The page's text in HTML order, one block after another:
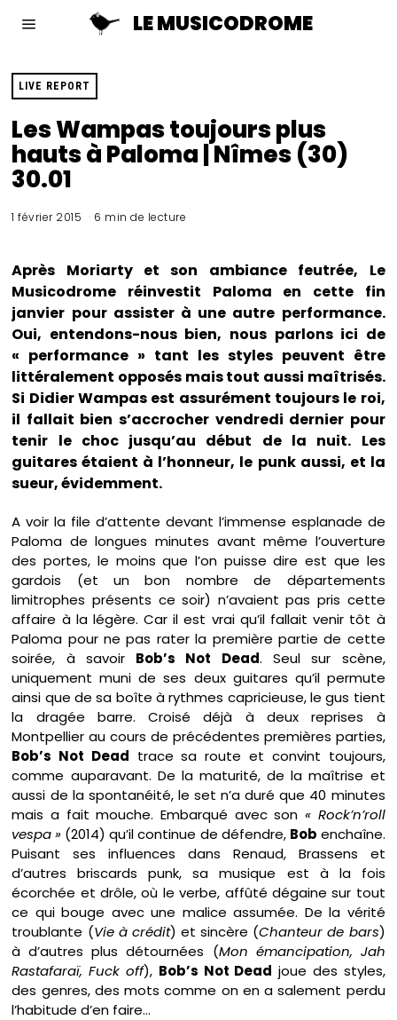
LE MUSICODROME
LIVE REPORT
Les Wampas toujours plus
hauts à Paloma | Nîmes (30)
30.01
1 février 2015 6 min de lecture
Après Moriarty et son ambiance feutrée, Le
Musicodrome réinvestit Paloma en cette fin
janvier pour assister à une autre performance.
Oui, entendons-nous bien, nous parlons ici de
« performance » tant les styles peuvent être
littéralement opposés mais tout aussi maîtrisés.
Si Didier Wampas est assurément toujours le roi,
il fallait bien s’accrocher vendredi dernier pour
tenir le choc jusqu’au début de la nuit. Les
guitares étaient à l’honneur, le punk aussi, et la
sueur, évidemment.
A voir la file d’attente devant l’immense esplanade de
Paloma de longues minutes avant même l’ouverture
des portes, le moins que l’on puisse dire est que les
gardois (et un bon nombre de départements
limitrophes présents ce soir) n’avaient pas pris cette
affaire à la légère. Car il est vrai qu’il fallait venir tôt à
Paloma pour ne pas rater la première partie de cette
soirée, à savoir Bob’s Not Dead. Seul sur scène,
uniquement muni de ses deux guitares qu’il permute
ainsi que de sa boîte à rythmes capricieuse, le gus tient
la dragée barre. Croisé déjà à deux reprises à
Montpellier au cours de précédentes premières parties,
Bob’s Not Dead trace sa route et convint toujours,
comme auparavant. De la maturité, de la maîtrise et
aussi de la spontanéité, le set n’a duré que 40 minutes
mais a fait mouche. Embarqué avec son « Rock’n’roll
vespa » (2014) qu’il continue de défendre, Bob enchaîne.
Puisant ses influences dans Renaud, Brassens et
d’autres briscards punk, sa musique est à la fois
écorchée et drôle, où le verbe, affûté dégaine sur tout
ce qui bouge avec une malice assumée. De la vérité
troublante (Vie à crédit) et sincère (Chanteur de bars)
à d’autres plus détournées (Mon émancipation, Jah
Rastafaraï, Fuck off), Bob’s Not Dead joue des styles,
des genres, des mots comme on en a salement perdu
l’habitude d’en faire…